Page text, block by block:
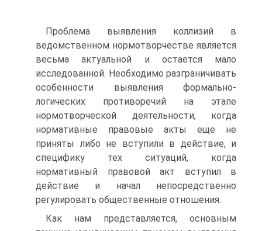
Проблема выявления коллизий в
ведомственном нормотворчестве является
весьма актуальной и остается мало
исследованной. Необходимо разграничивать
особенности выявления формально-
логических противоречий на этапе
нормотворческой деятельности, когда
нормативные правовые акты еще не
приняты либо не вступили в действие, и
специфику тех ситуаций, когда
нормативный правовой акт вступил в
действие и начал непосредственно
регулировать общественные отношения.
Как нам представляется, основным